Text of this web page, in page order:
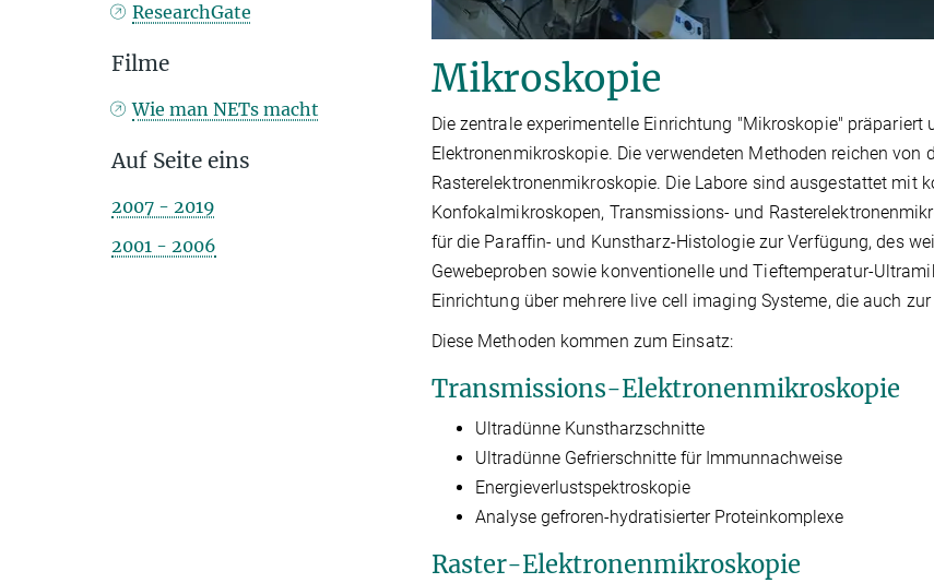
Mikroskopie
Die zentrale experimentelle Einrichtung "Mikroskopie"
Elektronenmikroskopie. Die verwendeten Methoden reichen
Rasterelektronenmikroskopie. Die Labore sind ausgestattet mit
Konfokalmikroskopen, Transmissions- und
für die Paraffin- und Kunstharz-Histologie zur Verfügung, des
Gewebeproben sowie konventionelle und Tieftemperatur-
Einrichtung über mehrere live cell imaging Systeme, die auch
Diese Methoden kommen zum Einsatz:
Transmissions-Elektronenmikroskopie
Ultradünne Kunstharzschnitte
Ultradünne Gefrierschnitte für Immunnachweise
Energieverlustspektroskopie
Analyse gefroren-hydratisierter Proteinkomplexe
Raster-Elektronenmikroskopie
ResearchGate
Filme
Wie man NETs macht
Auf Seite eins
2007 - 2019
2001 - 2006